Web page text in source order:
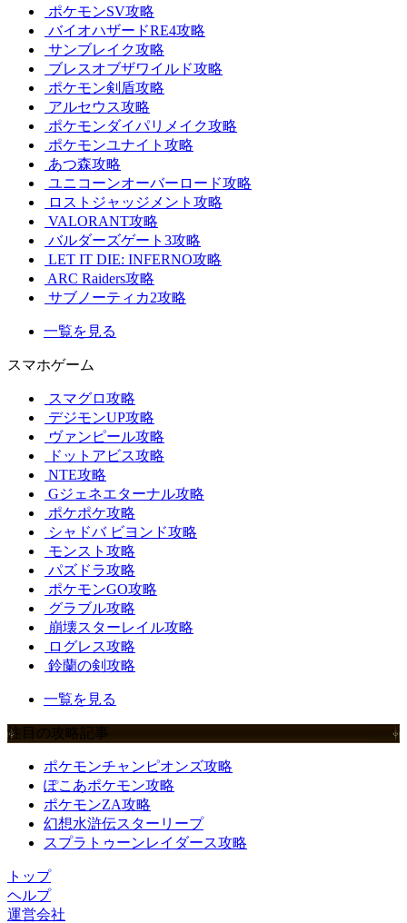
ポケモンSV攻略
バイオハザードRE4攻略
サンブレイク攻略
ブレスオブザワイルド攻略
ポケモン剣盾攻略
アルセウス攻略
ポケモンダイパリメイク攻略
ポケモンユナイト攻略
あつ森攻略
ユニコーンオーバーロード攻略
ロストジャッジメント攻略
VALORANT攻略
バルダーズゲート3攻略
LET IT DIE: INFERNO攻略
ARC Raiders攻略
サブノーティカ2攻略
一覧を見る
スマホゲーム
スマグロ攻略
デジモンUP攻略
ヴァンピール攻略
ドットアビス攻略
NTE攻略
Gジェネエターナル攻略
ポケポケ攻略
シャドバ ビヨンド攻略
モンスト攻略
パズドラ攻略
ポケモンGO攻略
グラブル攻略
崩壊スターレイル攻略
ログレス攻略
鈴蘭の剣攻略
一覧を見る
注目の攻略記事
ポケモンチャンピオンズ攻略
ぽこあポケモン攻略
ポケモンZA攻略
幻想水滸伝スターリープ
スプラトゥーンレイダース攻略
トップ
ヘルプ
運営会社